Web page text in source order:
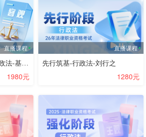
直播课程
2026考季法考客观-行政法-基础精讲阶段-兰燕卓
1980元
直播课程
先行筑基-行政法-刘行之
1280元